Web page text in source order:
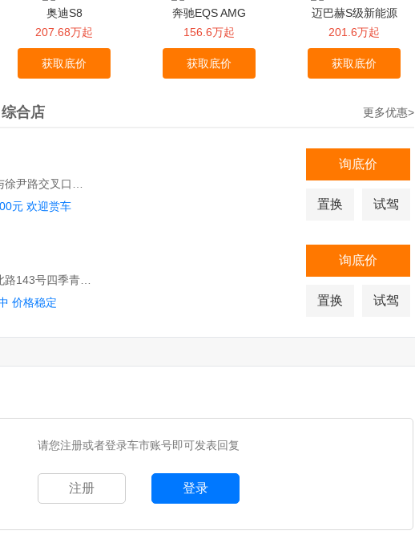
奥迪S8
207.68万起
获取底价
奔驰EQS AMG
156.6万起
获取底价
迈巴赫S级新能源
201.6万起
获取底价
综合店 更多优惠>
元 欢迎赏车
询底价
置换 试驾
价格稳定
询底价
置换 试驾
请您注册或者登录车市账号即可发表回复
注册 登录